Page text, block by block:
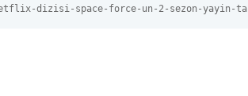
netflix-dizisi-space-force-un-2-sezon-yayin-